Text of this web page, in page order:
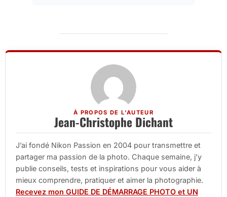
À PROPOS DE L'AUTEUR
Jean-Christophe Dichant
J’ai fondé Nikon Passion en 2004 pour transmettre et
partager ma passion de la photo. Chaque semaine, j’y
publie conseils, tests et inspirations pour vous aider à
mieux comprendre, pratiquer et aimer la photographie.
Recevez mon GUIDE DE DÉMARRAGE PHOTO et UN